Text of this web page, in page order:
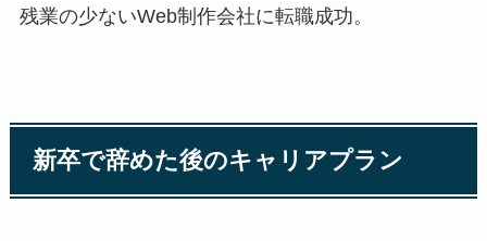
残業の少ないWeb制作会社に転職成功。
新卒で辞めた後のキャリアプラン